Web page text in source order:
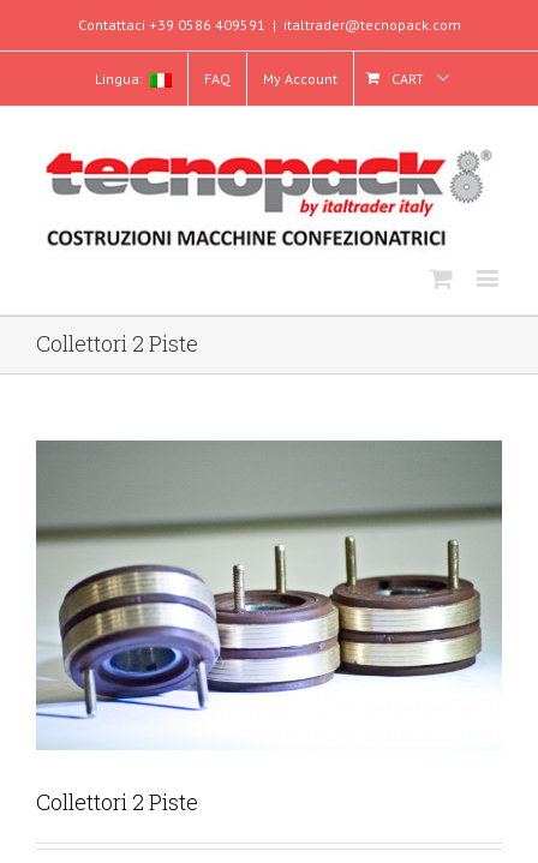
Contattaci +39 0586 409591 | italtrader@tecnopack.com
Lingua: FAQ My Account CART
Collettori 2 Piste
Collettori 2 Piste